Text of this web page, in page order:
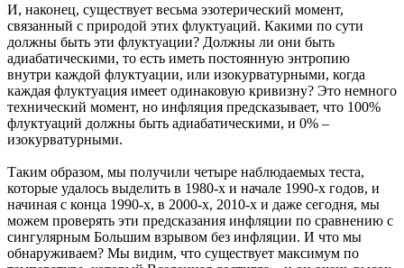
И, наконец, существует весьма эзотерический момент,
связанный с природой этих флуктуаций. Какими по сути
должны быть эти флуктуации? Должны ли они быть
адиабатическими, то есть иметь постоянную энтропию
внутри каждой флуктуации, или изокурватурными, когда
каждая флуктуация имеет одинаковую кривизну? Это немного
технический момент, но инфляция предсказывает, что 100%
флуктуаций должны быть адиабатическими, и 0% –
изокурватурными.
Таким образом, мы получили четыре наблюдаемых теста,
которые удалось выделить в 1980-х и начале 1990-х годов, и
начиная с конца 1990-х, в 2000-х, 2010-х и даже сегодня, мы
можем проверять эти предсказания инфляции по сравнению с
сингулярным Большим взрывом без инфляции. И что мы
обнаруживаем? Мы видим, что существует максимум по